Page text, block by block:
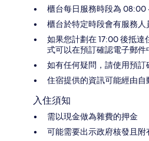
櫃台每日服務時段為 08:00
櫃台於特定時段會有服務人
如果您計劃在 17:00 後抵
式可以在預訂確認電子郵件
如有任何疑問，請使用預
住宿提供的資訊可能經由
入住須知
需以現金做為雜費的押金
可能需要出示政府核發且附